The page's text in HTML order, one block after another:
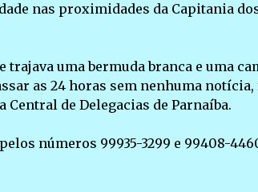
nas proximidades da Capitania
trajava uma bermuda branca e uma
as 24 horas sem nenhuma
de Delegacias de Parnaíba.
números 99935-3299 e 99408-